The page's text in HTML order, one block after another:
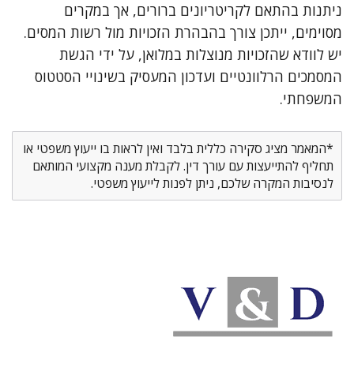
ניתנות בהתאם לקריטריונים ברורים, אך במקרים
מסוימים, ייתכן צורך בהבהרת הזכויות מול רשות המסים.
יש לוודא שהזכויות מנוצלות במלואן, על ידי הגשת
המסמכים הרלוונטיים ועדכון המעסיק בשינויי הסטטוס
המשפחתי.
*המאמר מציג סקירה כללית בלבד ואין לראות בו ייעוץ משפטי או
תחליף להתייעצות עם עורך דין. לקבלת מענה מקצועי המותאם
לנסיבות המקרה שלכם, ניתן לפנות לייעוץ משפטי.